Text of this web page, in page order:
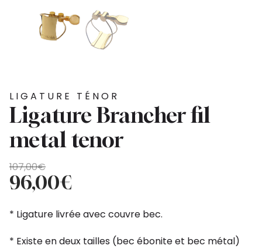
LIGATURE TÉNOR
Ligature Brancher fil
metal tenor
107,00€
Le
prix
initial
était :
107,00€.
96,00€
Le
prix
actuel
est :
96,00€.
* Ligature livrée avec couvre bec.
* Existe en deux tailles (bec ébonite et bec métal)